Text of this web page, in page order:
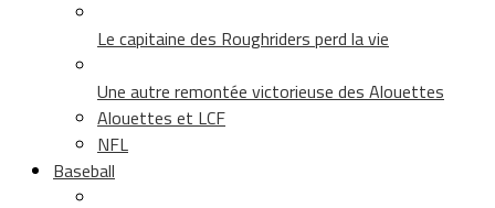
Le capitaine des Roughriders perd la vie
Une autre remontée victorieuse des Alouettes
Alouettes et LCF
NFL
Baseball